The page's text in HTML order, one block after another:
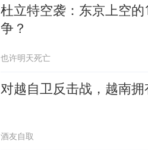
杜立特空袭：东京上空
争？
也许明天死亡
对越自卫反击战，越南
酒友自取